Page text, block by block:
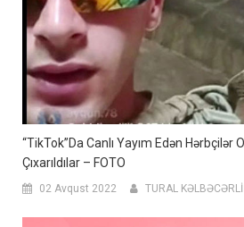
“TikTok”da Canlı Yayım Edən Hərbçilər
Çıxarıldılar – FOTO
02 Avqust 2022 TURAL KƏLBƏCƏRLİ